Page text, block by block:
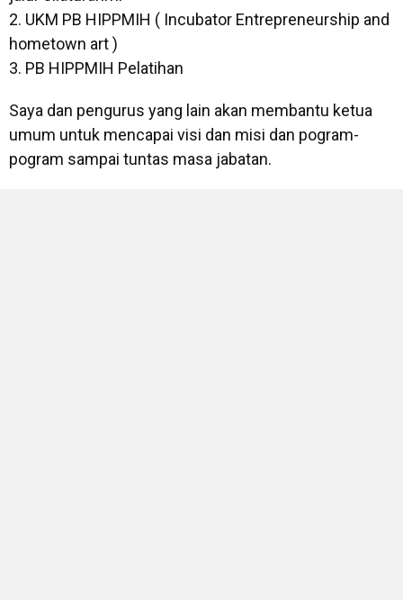
2. UKM PB HIPPMIH ( Incubator Entrepreneurship and
hometown art )
3. PB HIPPMIH Pelatihan
Saya dan pengurus yang lain akan membantu ketua
umum untuk mencapai visi dan misi dan pogram-
pogram sampai tuntas masa jabatan.